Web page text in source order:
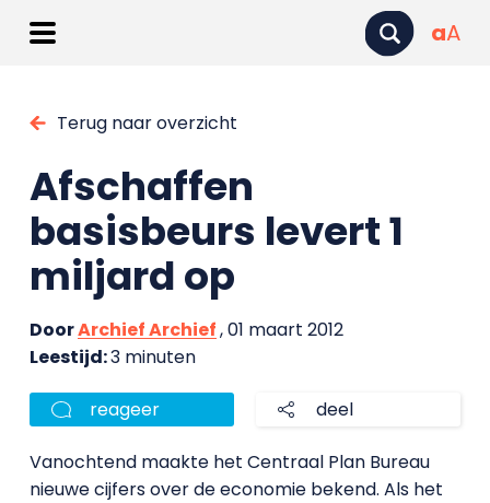
aA
Terug naar overzicht
Afschaffen
basisbeurs levert 1
miljard op
DoorArchief Archief, 01 maart 2012
Leestijd:3 minuten
reageer deel
Vanochtend maakte het Centraal Plan Bureau
nieuwe cijfers over de economie bekend. Als het